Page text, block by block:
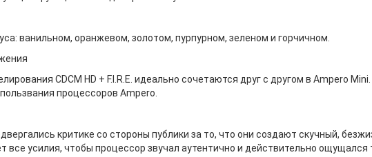
ванильном, оранжевом, золотом, пурпурном, зеленом и горчичном.
CDCM HD + F.I.R.E. идеально сочетаются друг с другом в Ampero
процессоров Ampero.
критике со стороны публики за то, что они создают скучный,
все усилия, чтобы процессор звучал аутентично и действительно ощущался